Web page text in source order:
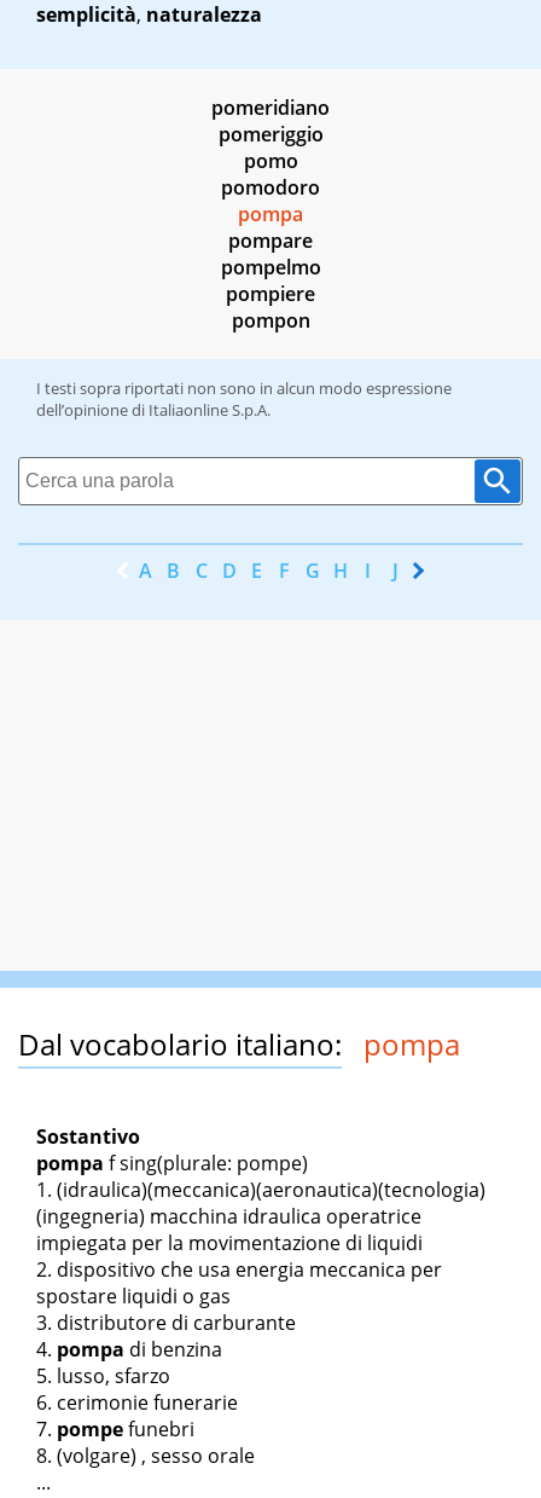
semplicità, naturalezza
pomeridiano
pomeriggio
pomo
pomodoro
pompa
pompare
pompelmo
pompiere
pompon
I testi sopra riportati non sono in alcun modo espressione
dell’opinione di Italiaonline S.p.A.
A B C D E F G H I J K
Dal vocabolario italiano: pompa
Sostantivo
pompa f sing(plurale: pompe)
(idraulica)(meccanica)(aeronautica)(tecnologia)
(ingegneria) macchina idraulica operatrice
impiegata per la movimentazione di liquidi
dispositivo che usa energia meccanica per
spostare liquidi o gas
distributore di carburante
pompa di benzina
lusso, sfarzo
cerimonie funerarie
pompefunebri
(volgare) , sesso orale
...